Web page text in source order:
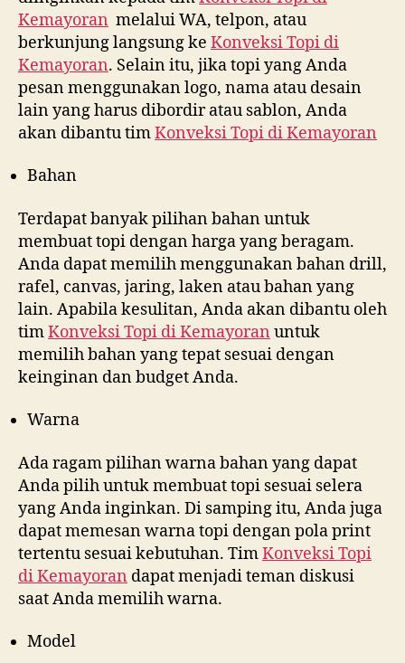
Kemayoran melalui WA, telpon, atau
berkunjung langsung ke Konveksi Topi di
Kemayoran. Selain itu, jika topi yang Anda
pesan menggunakan logo, nama atau desain
lain yang harus dibordir atau sablon, Anda
akan dibantu timKonveksi Topi diKemayoran
Bahan
Terdapat banyak pilihan bahan untuk
membuat topi dengan harga yang beragam.
Anda dapat memilih menggunakan bahan drill,
rafel, canvas, jaring, laken atau bahan yang
lain. Apabila kesulitan, Anda akan dibantu oleh
timKonveksi Topi diKemayoran untuk
memilih bahan yang tepat sesuai dengan
keinginan dan budget Anda.
Warna
Ada ragam pilihan warna bahan yang dapat
Anda pilih untuk membuat topi sesuai selera
yang Anda inginkan. Di samping itu, Anda juga
dapat memesan warna topi dengan pola print
tertentu sesuai kebutuhan. TimKonveksi Topi
diKemayoran dapat menjadi teman diskusi
saat Anda memilih warna.
Model